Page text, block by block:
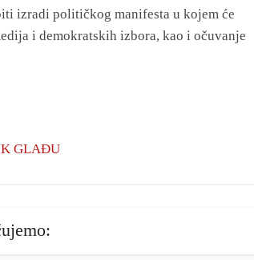
izradi političkog manifesta u kojem će
i demokratskih izbora, kao i očuvanje
GLAĐU